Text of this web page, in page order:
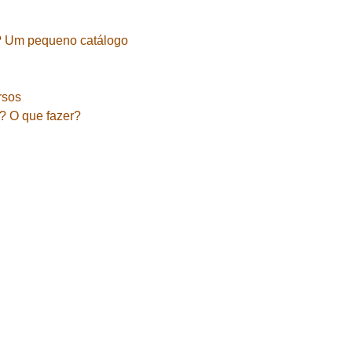
Um pequeno catálogo
O que fazer?